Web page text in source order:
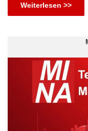
Weiterlesen >>